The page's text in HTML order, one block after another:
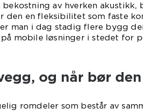
av hverken akustikk,
den en fleksibilitet som faste
man i dag stadig flere bygg
mobile løsninger i stedet for
og når bør
romdeler som består av